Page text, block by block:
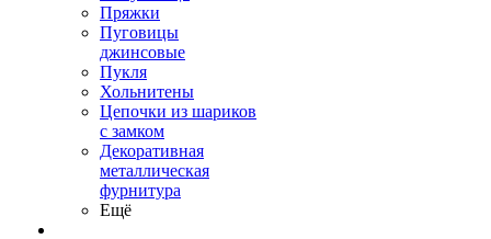
Пряжки
Пуговицы
джинсовые
Пукля
Хольнитены
Цепочки из шариков
с замком
Декоративная
металлическая
фурнитура
Ещё